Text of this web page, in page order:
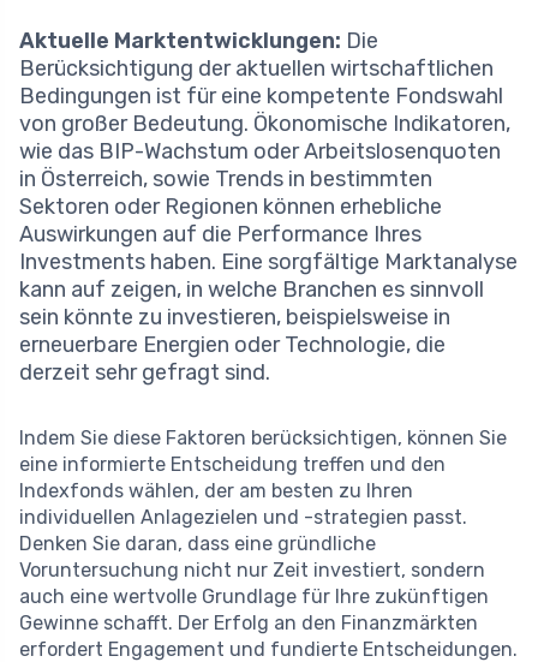
Aktuelle Marktentwicklungen: Die
Berücksichtigung der aktuellen wirtschaftlichen
Bedingungen ist für eine kompetente Fondswahl
von großer Bedeutung. Ökonomische Indikatoren,
wie das BIP-Wachstum oder Arbeitslosenquoten
in Österreich, sowie Trends in bestimmten
Sektoren oder Regionen können erhebliche
Auswirkungen auf die Performance Ihres
Investments haben. Eine sorgfältige Marktanalyse
kann auf zeigen, in welche Branchen es sinnvoll
sein könnte zu investieren, beispielsweise in
erneuerbare Energien oder Technologie, die
derzeit sehr gefragt sind.
Indem Sie diese Faktoren berücksichtigen, können Sie
eine informierte Entscheidung treffen und den
Indexfonds wählen, der am besten zu Ihren
individuellen Anlagezielen und -strategien passt.
Denken Sie daran, dass eine gründliche
Voruntersuchung nicht nur Zeit investiert, sondern
auch eine wertvolle Grundlage für Ihre zukünftigen
Gewinne schafft. Der Erfolg an den Finanzmärkten
erfordert Engagement und fundierte Entscheidungen.